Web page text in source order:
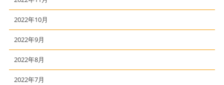
2022年10月
2022年9月
2022年8月
2022年7月